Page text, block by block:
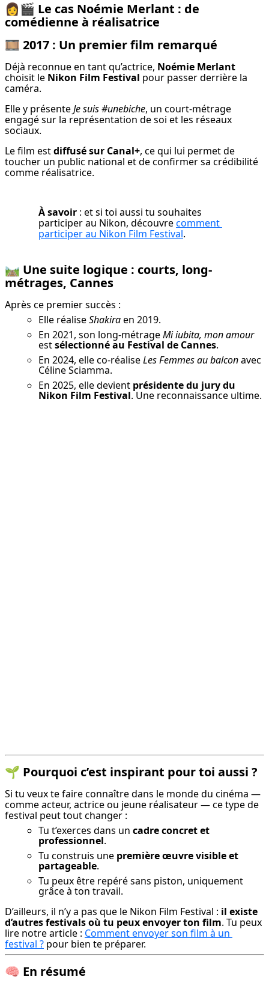
👩‍🎬 Le cas Noémie Merlant : de
comédienne à réalisatrice
🎞️ 2017 : Un premier film remarqué
Déjà reconnue en tant qu’actrice, Noémie Merlant
choisit le Nikon Film Festival pour passer derrière la
caméra.
Elle y présente Je suis #unebiche, un court-métrage
engagé sur la représentation de soi et les réseaux
sociaux.
Le film est diffusé sur Canal+, ce qui lui permet de
toucher un public national et de confirmer sa crédibilité
comme réalisatrice.
À savoir : et si toi aussi tu souhaites
participer au Nikon, découvre comment
participer au Nikon Film Festival.
🛤️ Une suite logique : courts, long-
métrages, Cannes
Après ce premier succès :
Elle réaliseShakiraen 2019.
En 2021, son long-métrageMi iubita, mon amour
estsélectionné au Festival de Cannes.
En 2024, elle co-réaliseLes Femmes au balconavec
Céline Sciamma.
En 2025, elle devient présidente du jury du
Nikon Film Festival. Une reconnaissance ultime.
🌱 Pourquoi c’est inspirant pour toi aussi ?
Si tu veux te faire connaître dans le monde du cinéma —
comme acteur, actrice ou jeune réalisateur — ce type de
festival peut tout changer :
Tu t’exerces dans un cadre concret et
professionnel.
Tu construis une première œuvre visible et
partageable.
Tu peux être repéré sans piston, uniquement
grâce à ton travail.
D’ailleurs, il n’y a pas que le Nikon Film Festival : il existe
d’autres festivals où tu peux envoyer ton film. Tu peux
lire notre article : Comment envoyer son film à un
festival ? pour bien te préparer.
🧠 En résumé